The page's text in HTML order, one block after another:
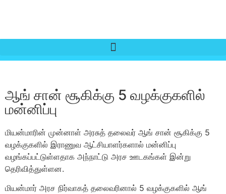
ஆங் சான் சூகிக்கு 5 வழக்குகளில்
மன்னிப்பு
மியன்மாரின் முன்னாள் அரசுத் தலைவர் ஆங் சான் சூகிக்கு 5
வழக்குகளில் இராணுவ ஆட்சியாளர்களால் மன்னிப்பு
வழங்கப்பட்டுள்ளதாக அந்நாட்டு அரச ஊடகங்கள் இன்று
தெரிவித்துள்ளன.
மியன்மார் அரச நிர்வாகத் தலைவரினால் 5 வழக்குகளில் ஆங்